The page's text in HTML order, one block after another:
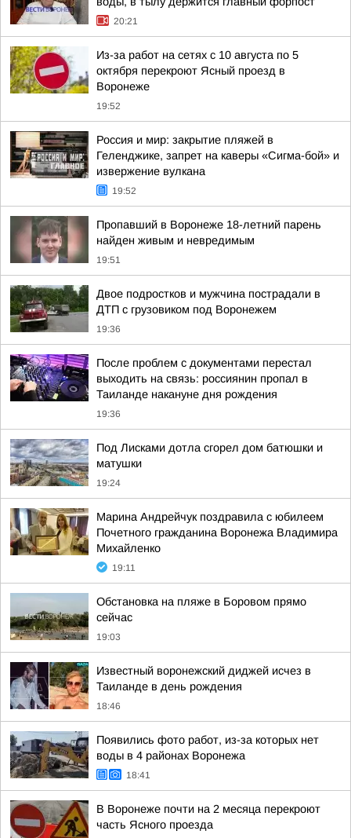
20:21
Из-за работ на сетях с 10 августа по 5
октября перекроют Ясный проезд в
Воронеже
19:52
Россия и мир: закрытие пляжей в
Геленджике, запрет на каверы «Сигма-бой» и
извержение вулкана
19:52
Пропавший в Воронеже 18-летний парень
найден живым и невредимым
19:51
Двое подростков и мужчина пострадали в
ДТП с грузовиком под Воронежем
19:36
После проблем с документами перестал
выходить на связь: россиянин пропал в
Таиланде накануне дня рождения
19:36
Под Лисками дотла сгорел дом батюшки и
матушки
19:24
Марина Андрейчук поздравила с юбилеем
Почетного гражданина Воронежа Владимира
Михайленко
19:11
Обстановка на пляже в Боровом прямо
сейчас
19:03
Известный воронежский диджей исчез в
Таиланде в день рождения
18:46
Появились фото работ, из-за которых нет
воды в 4 районах Воронежа
18:41
В Воронеже почти на 2 месяца перекроют
часть Ясного проезда